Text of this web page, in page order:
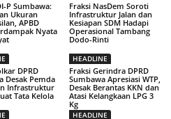
P Sumbawa:
Ukuran
APBD
Nyata
Fraksi NasDem Soroti
Infrastruktur Jalan dan
Kesiapan SDM Hadapi
Operasional Tambang
Dodo-Rinti
DPRD
Desak Pemda
Infrastruktur
Tata Kelola
HEADLINE
Fraksi Gerindra DPRD
Sumbawa Apresiasi WTP,
Desak Berantas KKN dan
Atasi Kelangkaan LPG 3
Kg
HEADLINE